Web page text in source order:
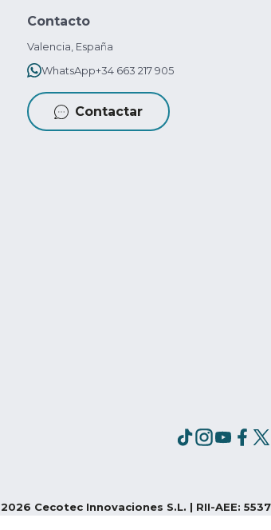
Contacto
Valencia, España
WhatsApp+34 663 217 905
Contactar
2026 Cecotec Innovaciones S.L. | RII-AEE: 5537